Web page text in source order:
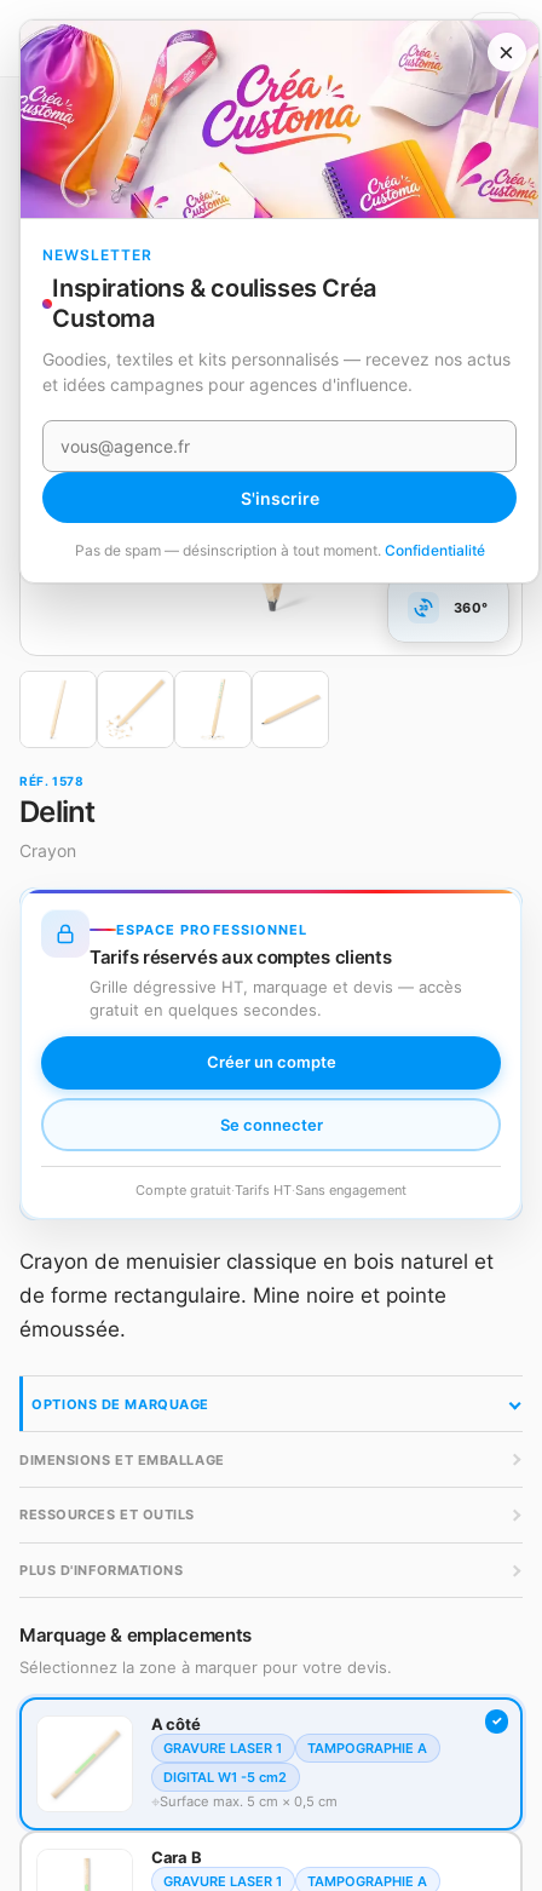
×
NEWSLETTER
Inspirations & coulisses Créa
Customa
Goodies, textiles et kits personnalisés — recevez nos actus
et idées campagnes pour agences d'influence.
Votre e-mail
S'inscrire
Pas de spam — désinscription à tout moment. Confidentialité
Catalogue Écriture Crayon Delint
EN STOCK
360°
RÉF. 1578
Delint
Crayon
ESPACE PROFESSIONNEL
Tarifs réservés aux comptes clients
Grille dégressive HT, marquage et devis — accès
gratuit en quelques secondes.
Créer un compte
Se connecter
Compte gratuit·Tarifs HT·Sans engagement
Crayon de menuisier classique en bois naturel et
de forme rectangulaire. Mine noire et pointe
émoussée.
OPTIONS DE MARQUAGE
DIMENSIONS ET EMBALLAGE
RESSOURCES ET OUTILS
PLUS D'INFORMATIONS
Marquage & emplacements
Sélectionnez la zone à marquer pour votre devis.
A côté
GRAVURE LASER 1
TAMPOGRAPHIE A
DIGITAL W1 -5 cm2
Surface max. 5 cm × 0,5 cm
Cara B
GRAVURE LASER 1
TAMPOGRAPHIE A